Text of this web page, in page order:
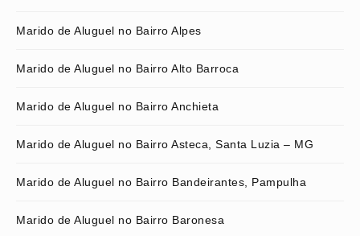
Marido de Aluguel no Bairro Alpes
Marido de Aluguel no Bairro Alto Barroca
Marido de Aluguel no Bairro Anchieta
Marido de Aluguel no Bairro Asteca, Santa Luzia – MG
Marido de Aluguel no Bairro Bandeirantes, Pampulha
Marido de Aluguel no Bairro Baronesa